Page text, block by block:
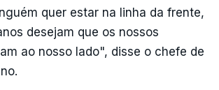
quer estar na linha da frente,
desejam que os nossos
ao nosso lado", disse o chefe de